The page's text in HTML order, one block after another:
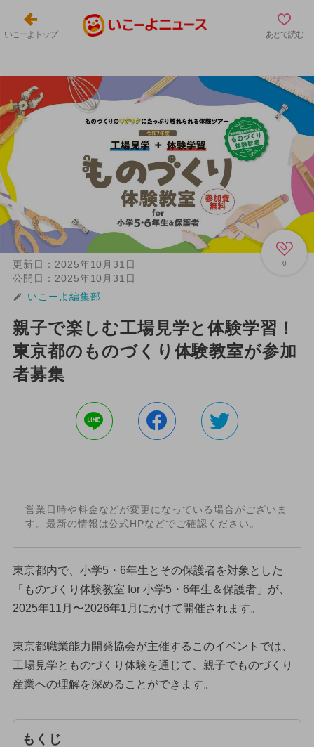
いこーよトップ あとで読む
0
更新日： 2025年10月31日
公開日： 2025年10月31日
いこーよ編集部
親子で楽しむ工場見学と体験学習！
東京都のものづくり体験教室が参加
者募集
営業日時や料金などが変更になっている場合がございま
す。最新の情報は公式HPなどでご確認ください。
東京都内で、小学5・6年生とその保護者を対象とした
「ものづくり体験教室 for 小学5・6年生＆保護者」が、
2025年11月〜2026年1月にかけて開催されます。
東京都職業能力開発協会が主催するこのイベントでは、
工場見学とものづくり体験を通じて、親子でものづくり
産業への理解を深めることができます。
もくじ